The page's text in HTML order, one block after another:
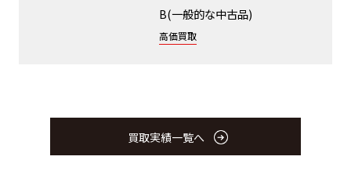
B(一般的な中古品)
高価買取
買取実績一覧へ